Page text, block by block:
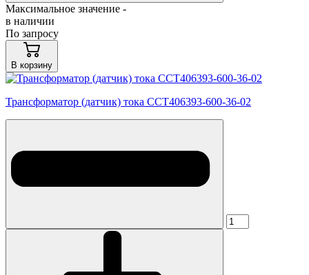
Максимальное значение -
в наличии
По запросу
В корзину
Трансформатор (датчик) тока CCT406393-600-36-02